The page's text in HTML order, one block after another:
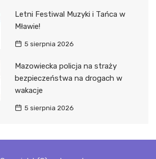
Letni Festiwal Muzyki i Tańca w
Mławie!
5 sierpnia 2026
Mazowiecka policja na straży
bezpieczeństwa na drogach w
wakacje
5 sierpnia 2026